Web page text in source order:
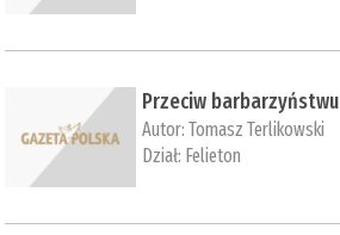
Przeciw barbarzyństwu
Autor:Tomasz Terlikowski
Dział: Felieton